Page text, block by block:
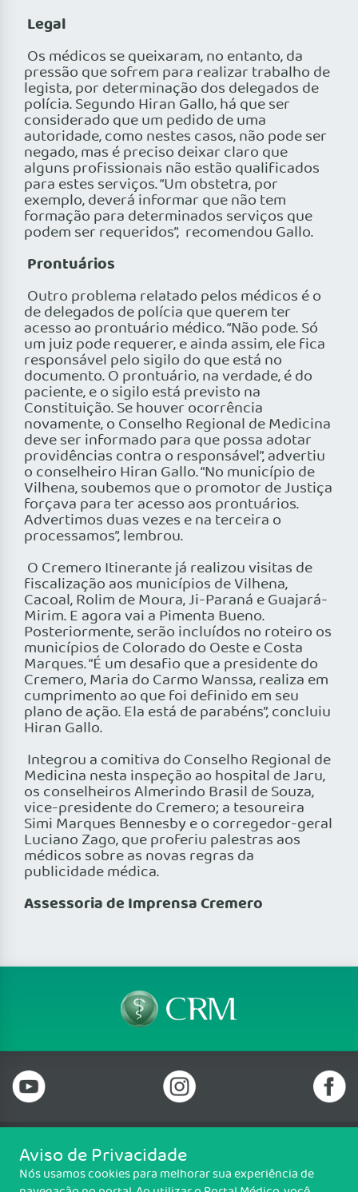
Legal
Os médicos se queixaram, no entanto, da
pressão que sofrem para realizar trabalho de
legista, por determinação dos delegados de
polícia. Segundo Hiran Gallo, há que ser
considerado que um pedido de uma
autoridade, como nestes casos, não pode ser
negado, mas é preciso deixar claro que
alguns profissionais não estão qualificados
para estes serviços. “Um obstetra, por
exemplo, deverá informar que não tem
formação para determinados serviços que
podem ser requeridos”, recomendou Gallo.
Prontuários
Outro problema relatado pelos médicos é o
de delegados de polícia que querem ter
acesso ao prontuário médico. “Não pode. Só
um juiz pode requerer, e ainda assim, ele fica
responsável pelo sigilo do que está no
documento. O prontuário, na verdade, é do
paciente, e o sigilo está previsto na
Constituição. Se houver ocorrência
novamente, o Conselho Regional de Medicina
deve ser informado para que possa adotar
providências contra o responsável”, advertiu
o conselheiro Hiran Gallo. “No município de
Vilhena, soubemos que o promotor de Justiça
forçava para ter acesso aos prontuários.
Advertimos duas vezes e na terceira o
processamos”, lembrou.
O Cremero Itinerante já realizou visitas de
fiscalização aos municípios de Vilhena,
Cacoal, Rolim de Moura, Ji-Paraná e Guajará-
Mirim. E agora vai a Pimenta Bueno.
Posteriormente, serão incluídos no roteiro os
municípios de Colorado do Oeste e Costa
Marques. “É um desafio que a presidente do
Cremero, Maria do Carmo Wanssa, realiza em
cumprimento ao que foi definido em seu
plano de ação. Ela está de parabéns”, concluiu
Hiran Gallo.
Integrou a comitiva do Conselho Regional de
Medicina nesta inspeção ao hospital de Jaru,
os conselheiros Almerindo Brasil de Souza,
vice-presidente do Cremero; a tesoureira
Simi Marques Bennesby e o corregedor-geral
Luciano Zago, que proferiu palestras aos
médicos sobre as novas regras da
publicidade médica.
Assessoria de Imprensa Cremero
Telefone: 69 99912-5448
Email: protocolo@cremero.org.br
Aviso de Privacidade
Nós usamos cookies para melhorar sua experiência de